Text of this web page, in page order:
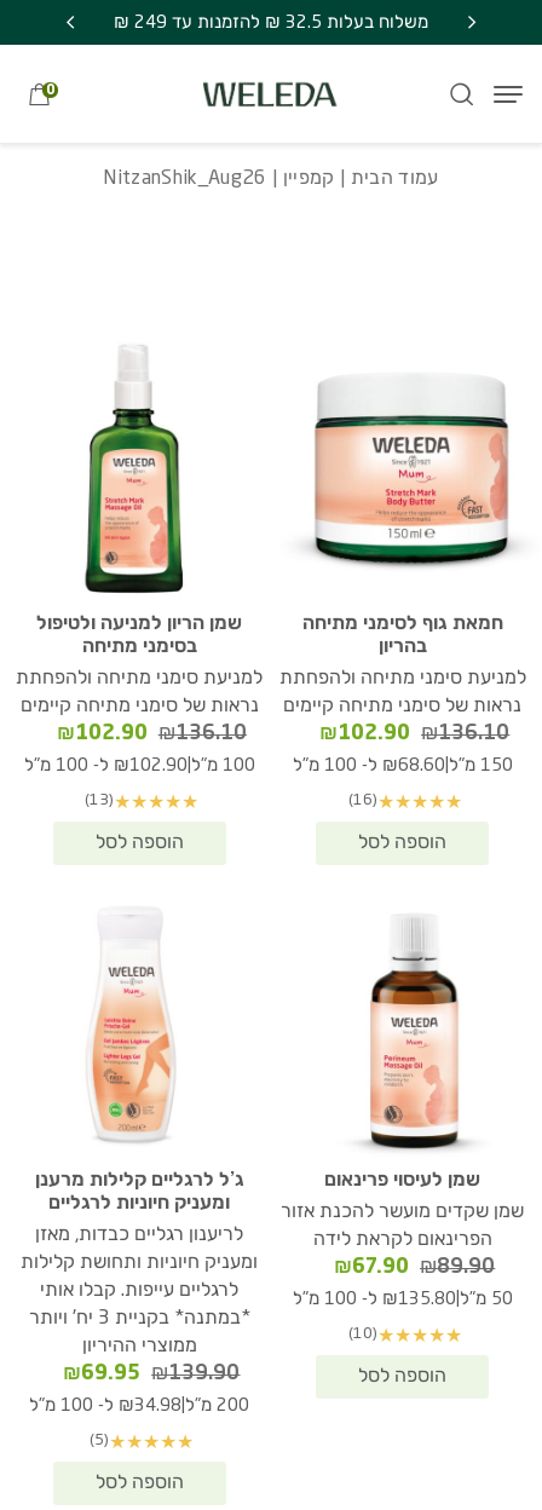
Skip to Content
משלוח בעלות 32.5 ₪ להזמנות עד 249 ₪
0
עמוד הבית קמפיין
NitzanShik_Aug26
חמאת גוף לסימני מתיחה
בהריון
למניעת סימני מתיחה ולהפחתת
נראות של סימני מתיחה קיימים
₪136.10
המחיר
המקורי
₪136.10.
₪102.90
המחיר
הנוכחי
150 מ"ל ₪68.60 ל- 100 מ"ל
★
★
★
★
★
(16)
שמן הריון למניעה ולטיפול
בסימני מתיחה
למניעת סימני מתיחה ולהפחתת
נראות של סימני מתיחה קיימים
₪136.10
המחיר
המקורי
₪136.10.
₪102.90
הנוכחי
100 מ"ל ₪102.90 ל- 100 מ"ל
★
★
★
★
★
(13)
שמן לעיסוי פרינאום
שמן שקדים מועשר להכנת אזור
הפרינאום לקראת לידה
₪89.90
המחיר
המקורי
₪89.90.
₪67.90
המחיר
הנוכחי
50 מ"ל ₪135.80 ל- 100 מ"ל
★
★
★
★
★
(10)
ג’ל לרגליים קלילות מרענן
ומעניק חיוניות לרגליים
לריענון רגליים כבדות, מאזן
ומעניק חיוניות ותחושת קלילות
לרגליים עייפות. קבלו אותי
*במתנה* בקניית 3 יח' ויותר
ממוצרי ההיריון
₪139.90
המחיר
המקורי
₪139.90.
₪69.95
המחיר
הנוכחי
200 מ"ל ₪34.98 ל- 100 מ"ל
★
★
★
★
★
(5)
בחזרה למעלה